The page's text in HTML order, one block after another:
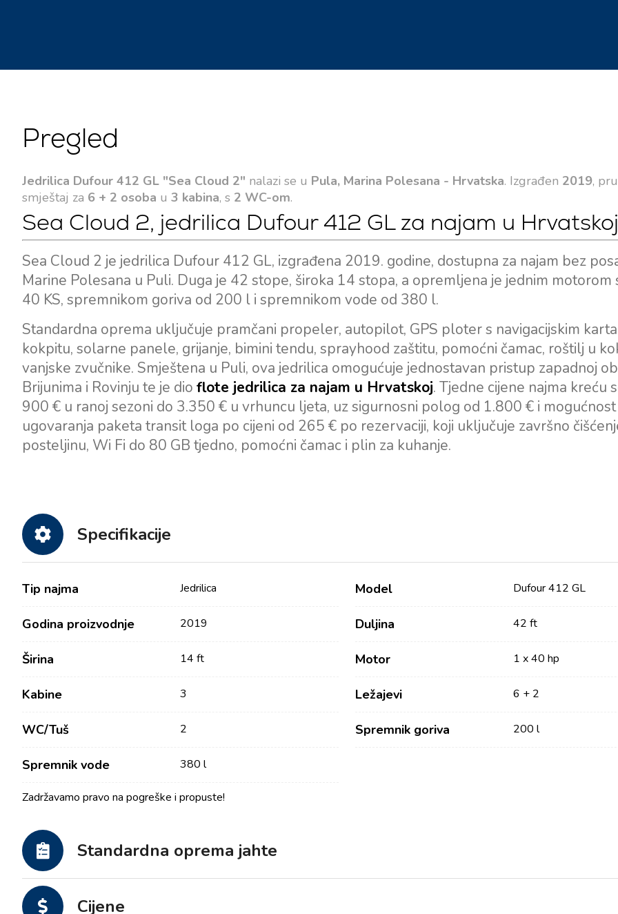
Pregled
Jedrilica Dufour 412 GL "Sea Cloud 2" nalazi se u Pula, Marina Polesana - Hrvatska. Izgrađen 2019,
smještaj za 6 + 2 osoba u 3 kabina, s 2 WC-om.
Sea Cloud 2, jedrilica Dufour 412 GL za najam u Hrvatskoj
Sea Cloud 2 je jedrilica Dufour 412 GL, izgrađena 2019. godine, dostupna za najam bez
Marine Polesana u Puli. Duga je 42 stope, široka 14 stopa, a opremljena je jednim motorom
40 KS, spremnikom goriva od 200 l i spremnikom vode od 380 l.
Standardna oprema uključuje pramčani propeler, autopilot, GPS ploter s navigacijskim
kokpitu, solarne panele, grijanje, bimini tendu, sprayhood zaštitu, pomoćni čamac, roštilj u
vanjske zvučnike. Smještena u Puli, ova jedrilica omogućuje jednostavan pristup zapadnoj
Brijunima i Rovinju te je dio flote jedrilica za najam u Hrvatskoj. Tjedne cijene najma kreću
900 € u ranoj sezoni do 3.350 € u vrhuncu ljeta, uz sigurnosni polog od 1.800 € i mogućnost
ugovaranja paketa transit loga po cijeni od 265 € po rezervaciji, koji uključuje završno
posteljinu, Wi Fi do 80 GB tjedno, pomoćni čamac i plin za kuhanje.
Specifikacije
Tip najma Jedrilica Model Dufour 412 GL
Godina proizvodnje 2019 Duljina 42 ft
Širina 14 ft Motor 1 x 40 hp
Kabine 3 Ležajevi 6 + 2
WC/Tuš 2 Spremnik goriva 200 l
Spremnik vode 380 l
Zadržavamo pravo na pogreške i propuste!
Standardna oprema jahte
Cijene
Kontakt
Novosti / Blog
O nama
Partneri
Često postavljana pitanja
Tražilica plovila
Motorni brodovi
Šibenska regija